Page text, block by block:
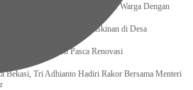
Sarana Komunikasi Antar Warga Dengan
Penting Pengentasan Kemiskinan di Desa
17 Stadion Pasca Renovasi
Bekasi, Tri Adhianto Hadiri Rakor Bersama Menteri